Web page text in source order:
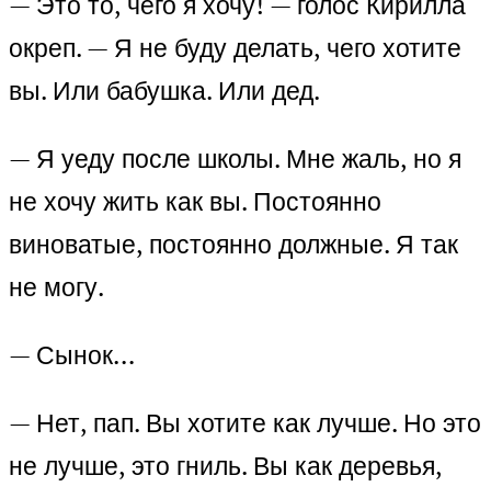
окреп. — Я не буду делать, чего хотите
вы. Или бабушка. Или дед.
— Я уеду после школы. Мне жаль, но я
не хочу жить как вы. Постоянно
виноватые, постоянно должные. Я так
не могу.
— Сынок…
— Нет, пап. Вы хотите как лучше. Но это
не лучше, это гниль. Вы как деревья,